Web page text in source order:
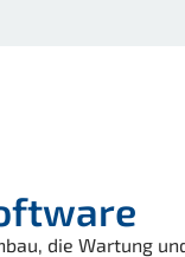
die Wartung